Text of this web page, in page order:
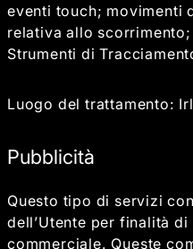
eventi touch; movimenti
relativa allo
Strumenti di
Luogo del trattamento:
Pubblicità
Questo tipo di servizi
dell’Utente per finalità
commerciale. Queste